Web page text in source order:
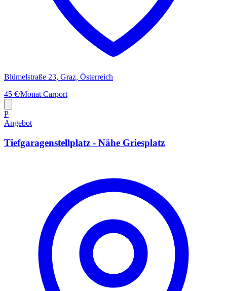
Blümelstraße 23, Graz, Österreich
45 €/Monat Carport
P
Angebot
Tiefgaragenstellplatz - Nähe Griesplatz